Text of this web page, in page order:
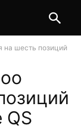
на шесть позиций
QS